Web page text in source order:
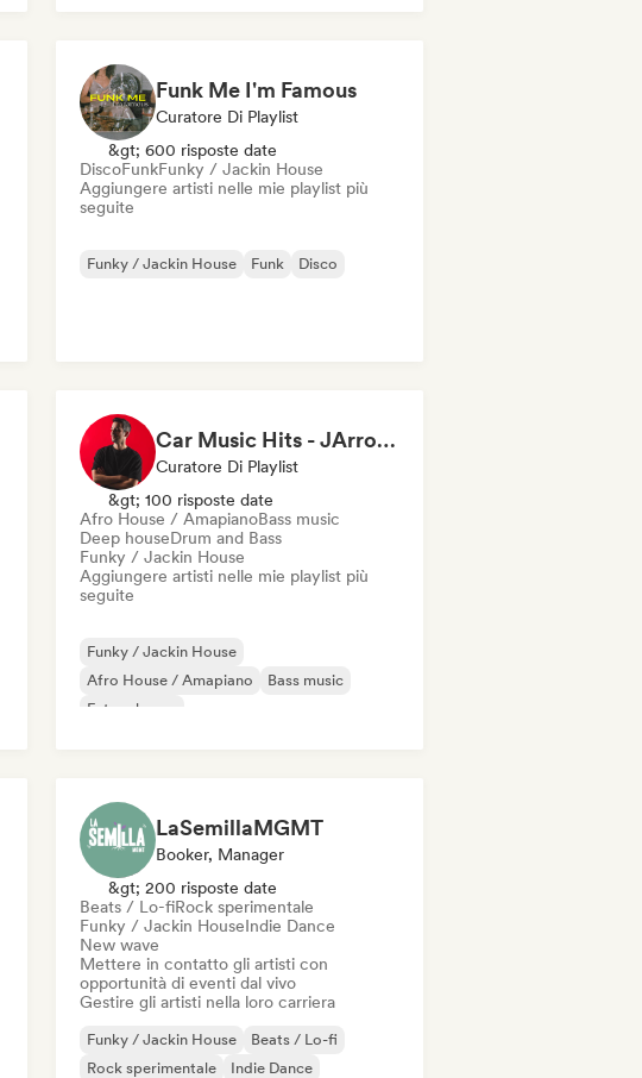
Funk Me I'm Famous
Curatore Di Playlist
&gt; 600 risposte date
DiscoFunkFunky / Jackin House
Aggiungere artisti nelle mie playlist più
seguite
Funky / Jackin House Funk Disco
Car Music Hits - JArroyo Playlists
Curatore Di Playlist
&gt; 100 risposte date
Afro House / AmapianoBass music
Deep houseDrum and Bass
Funky / Jackin House
Aggiungere artisti nelle mie playlist più
seguite
Funky / Jackin House
Afro House / Amapiano
Bass music
Future house
LaSemillaMGMT
Booker, Manager
&gt; 200 risposte date
Beats / Lo-fiRock sperimentale
Funky / Jackin HouseIndie Dance
New wave
Mettere in contatto gli artisti con
opportunità di eventi dal vivo
Gestire gli artisti nella loro carriera
Funky / Jackin House
Beats / Lo-fi
Rock sperimentale
Indie Dance